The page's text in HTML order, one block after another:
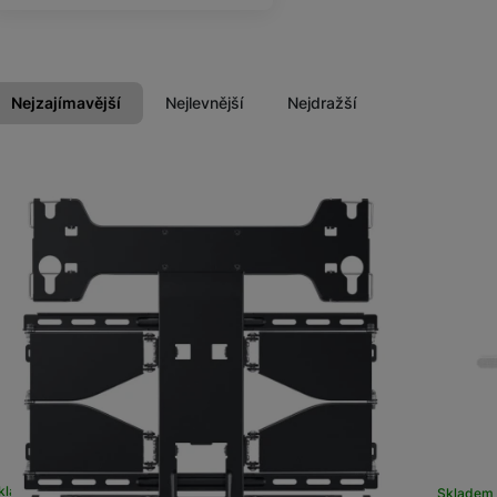
Příslušenství
Domácí spotřebiče
Nejzajímavější Nejlevnější Nejdražší
Produkty
na prodejně na 1 prodejně Skladem